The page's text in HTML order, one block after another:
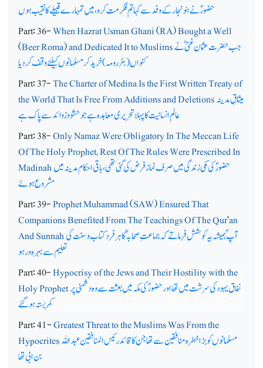
حضورؐ نے بنونجار کے وفد سے کہا تم فکر مت کرو، میں تمہارے قبیلے کا نقیب ہوں
Part: 36-When Hazrat Usman Ghani (RA) Bought a Well
(Beer Roma) and Dedicated It to Muslimsجب حضرت عثمان غنیؓ نے
کنواں (بئر رومہ) خرید کر مسلمانوں کیلئے وقف کردیا
Part: 37-The Charter of Medina Is the First Written Treaty of
the World That Is Free From Additions and Deletionsمیثاقِ مدینہ
عالم ِ انسانیت کا پہلا تحریری معاہدہ ہے جو حشو و زوائد سے پاک ہے
Part: 38-Only Namaz Were Obligatory In The Meccan Life
Of The Holy Prophet, Rest Of The Rules Were Prescribed In
Madinahحضورؐ کی مکی زندگی میں صرف نماز فرض کی گئی تھی ، باقی احکام مدینہ میں
مشروع ہوئے
Part: 39-Prophet Muhammad (SAW) Ensured That
Companions Benefited From The Teachings Of The Qur'an
And Sunnahآپ ؐ ہمیشہ یہ کوشش فرماتے کہ جماعت ِ صحابہؓ کا ہرفرد کتاب و سنت کی
تعلیم سے بہرہ ور ہو
Part: 40-Hypocrisy of the Jews and Their Hostility with the
Holy Prophetنفاق یہود کی سرشت میں تھا اور حضورؐ کی مکہ میں بعثت سے وہ دشمنی پر
کمربستہ ہوگئے
Part: 41-Greatest Threat to the Muslims Was From the
Hypocritesمسلمانوں کو بڑا خطرہ منافقین سے تھا جن کا قائد رئیس المنافقین عبداللہ
بن ابی تھا